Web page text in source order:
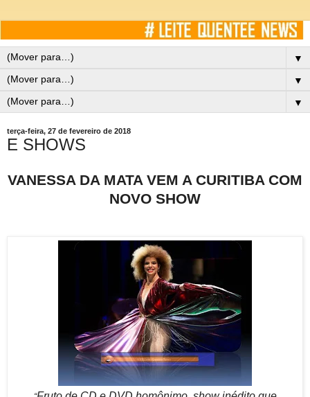
▼
▼
▼
terça-feira, 27 de fevereiro de 2018
E SHOWS
VANESSA DA MATA VEM A CURITIBA COM
NOVO SHOW